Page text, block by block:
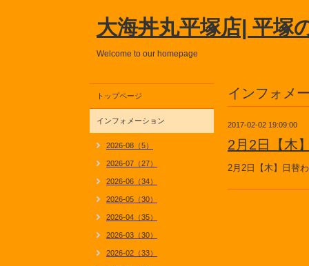
大海丼丸平塚店| 平塚
Welcome to our homepage
インフォメ
2017-02-02 19:09:00
2月2日【木
2月2日【木】日替
トップページ
インフォメーション
2026-08（5）
2026-07（27）
2026-06（34）
2026-05（30）
2026-04（35）
2026-03（30）
2026-02（33）